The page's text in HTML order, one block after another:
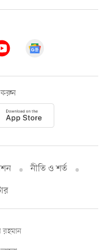
করুন
নীতি ও শর্ত